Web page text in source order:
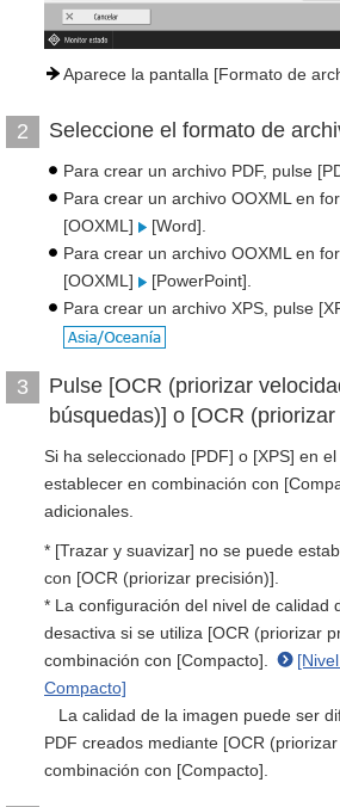
Aparece la pantalla [Formato de
2 Seleccione el formato de
Para crear un archivo PDF, pulse
Para crear un archivo OOXML en
[OOXML]
[Word].
Para crear un archivo OOXML en
[OOXML]
[PowerPoint].
Para crear un archivo XPS, pulse
3
Pulse [OCR (priorizar
búsquedas)] o [OCR
Si ha seleccionado [PDF] o [XPS] en el
establecer en combinación con
adicionales.
* [Trazar y suavizar] no se puede
con [OCR (priorizar precisión)].
* La configuración del nivel de calidad
desactiva si se utiliza [OCR (priorizar
combinación con [Compacto].
Compacto]
La calidad de la imagen puede ser
PDF creados mediante [OCR
combinación con [Compacto].